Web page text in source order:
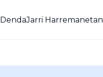
DendaJarri Harremanetan